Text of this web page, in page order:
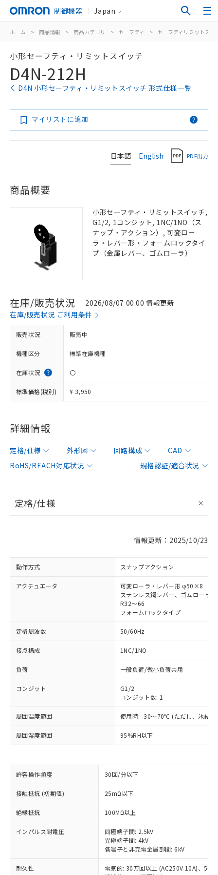
制御機器 Japan
ホーム > 商品情報 > 商品カテゴリ > セーフティ > セーフティリミットスイ
小形セーフティ・リミットスイッチ
D4N-212H
D4N 小形セーフティ・リミットスイッチ 形式仕様一覧
マイリストに追加
日本語 English PDF出力
商品概要
小形セーフティ・リミットスイッチ,
G1/2, 1コンジット, 1NC/1NO（ス
ナップ・アクション）, 可変ロー
ラ・レバー形・フォームロックタイ
プ（金属レバー、ゴムローラ）
在庫/販売状況
2026/08/07 00:00 情報更新
在庫/販売状況 ご利用条件
販売状況 販売中
機種区分 標準在庫機種
在庫状況 〇
標準価格(税別) ¥ 3,950
詳細情報
定格/仕様 外形図 回路構成
CAD
RoHS/REACH対応状況
規格認証/適合状況
定格/仕様
情報更新：2025/10/23
動作方式 スナップアクション
アクチュエータ
可変ローラ・レバー形 φ50×8
ステンレス鋼レバー、ゴムローラ
R32～66
フォームロックタイプ
定格周波数 50/60Hz
接点構成 1NC/1NO
負荷 一般負荷/微小負荷共用
コンジット
G1/2
コンジット数: 1
周囲温度範囲 使用時: -30～70℃ (ただし、氷結し
周囲湿度範囲 95%RH以下
許容操作頻度 30回/分以下
接触抵抗 (初期値) 25mΩ以下
絶縁抵抗 100MΩ以上
インパルス耐電圧
同極端子間: 2.5kV
異極端子間: 4kV
各端子と非充電金属部間: 6kV
耐久性
電気的: 30万回以上 (AC250V 10A)、50
ご利用条件
※1 対応状況
対応済み：EU RoHS指令（10物質）の
非含有に対応した製品が提供可能な商品で
す。
対応予定：EU RoHS指令（10物質）の非含
有に対応した製品に切り替える予定のある